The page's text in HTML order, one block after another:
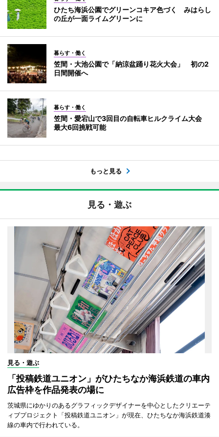
ひたち海浜公園でグリーンコキア色づく みはらし
の丘が一面ライムグリーンに
暮らす・働く
笠間・大池公園で「納涼盆踊り花火大会」 初の2
日間開催へ
暮らす・働く
笠間・愛宕山で3回目の自転車ヒルクライム大会
最大6回挑戦可能
もっと見る
見る・遊ぶ
見る・遊ぶ
「投稿鉄道ユニオン」がひたちなか海浜鉄道の車内
広告枠を作品発表の場に
茨城県にゆかりのあるグラフィックデザイナーを中心としたクリエーテ
ィブプロジェクト「投稿鉄道ユニオン」が現在、ひたちなか海浜鉄道湊
線の車内で行われている。